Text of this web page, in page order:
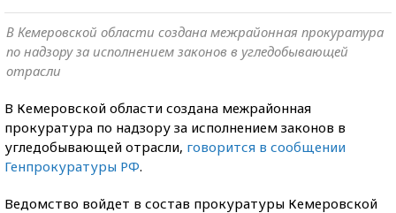
В Кемеровской области создана межрайонная прокуратура
по надзору за исполнением законов в угледобывающей
отрасли
В Кемеровской области создана межрайонная
прокуратура по надзору за исполнением законов в
угледобывающей отрасли, говорится в сообщении
Генпрокуратуры РФ.
Ведомство войдет в состав прокуратуры Кемеровской